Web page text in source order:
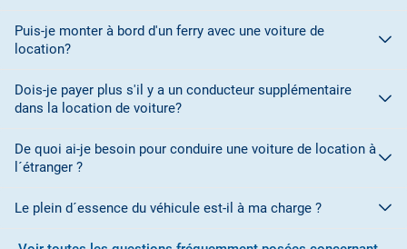
Lors de la réservation, vous avez sélectionné des plages
vous vous rendez compte que vous ne pourrez pas vous
présenter au bureau de prise en charge/restitution, vous devez
En cas de restitution au-delà de l' horaire prévue, l' agence de
location a le droit de vous facturer un jour supplémentaire.
Puis-je monter à bord d'un ferry avec une voiture de
location?
La plupart des sociétés de location de voitures ne vous
autorisent pas à monter à bord d'un ferry pour embarquer votre
d'assurance à bord du navire. Consultez les conditions de la
société de location pour plus de détails.
Dois-je payer plus s'il y a un conducteur supplémentaire
dans la location de voiture?
Oui. Pour chaque conducteur supplémentaire, un supplément
doit être payé à destination, sauf si une promotion est signalée
De quoi ai-je besoin pour conduire une voiture de location à
l´étranger ?
Le plein d´essence du véhicule est-il à ma charge ?